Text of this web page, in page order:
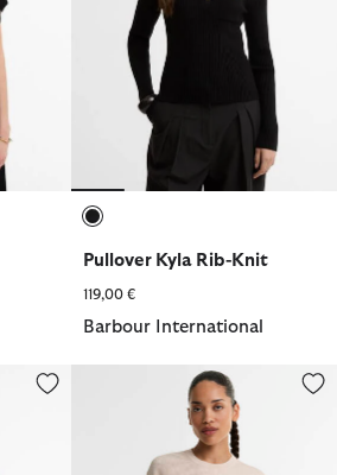
Pullover Kyla Rib-Knit
119,00 €
Barbour International
Pullover Cyrus